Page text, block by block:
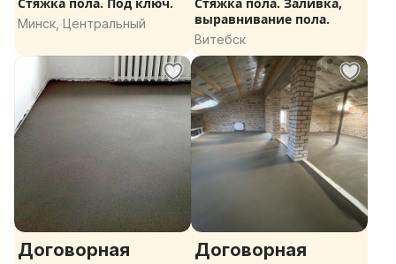
Минск, Центральный
выравнивание пола.
Витебск
Договорная Договорная